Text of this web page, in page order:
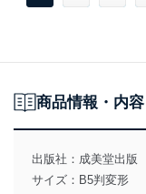
する根拠というか必要
商品情報・内容
出版社： 成美堂出版
サイズ：B5判変形